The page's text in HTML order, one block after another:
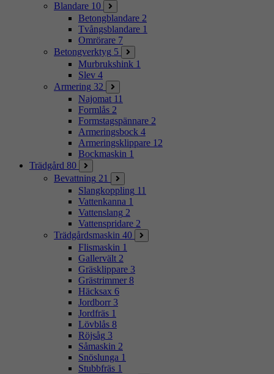
Blandare 10
Betongblandare 2
Tvångsblandare 1
Omrörare 7
Betongverktyg 5
Murbrukshink 1
Slev 4
Armering 32
Najomat 11
Formlås 2
Formstagspännare 2
Armeringsbock 4
Armeringsklippare 12
Bockmaskin 1
Trädgård 80
Bevattning 21
Slangkoppling 11
Vattenkanna 1
Vattenslang 2
Vattenspridare 2
Trädgårdsmaskin 40
Flismaskin 1
Gallervält 2
Gräsklippare 3
Grästrimmer 8
Häcksax 6
Jordborr 3
Jordfräs 1
Lövblås 8
Röjsåg 3
Såmaskin 2
Snöslunga 1
Stubbfräs 1